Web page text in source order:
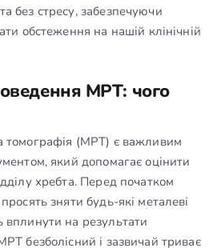
без стресу, забезпечуючи
обстеження на нашій клінічній
МРТ: чого
томографія (МРТ) є важливим
який допомагає оцінити
хребта. Перед початком
зняти будь-які металеві
на результати
безболісний і зазвичай триває